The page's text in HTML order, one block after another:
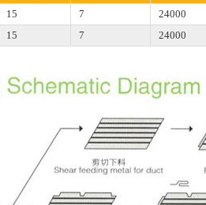
15 7 24000
15 7 24000